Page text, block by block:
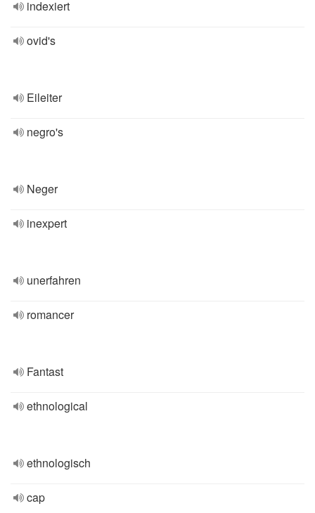
indexiert
ovid's
Eileiter
negro's
Neger
inexpert
unerfahren
romancer
Fantast
ethnological
ethnologisch
cap